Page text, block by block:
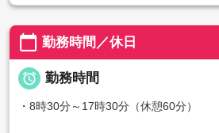
calendar_today 勤務時間／休日
 勤務時間
・8時30分～17時30分（休憩60分）